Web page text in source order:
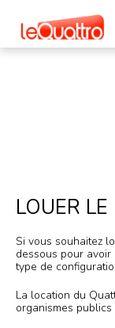
LOUER
Si vous souhaitez
dessous pour
type de
La location du
organismes publics